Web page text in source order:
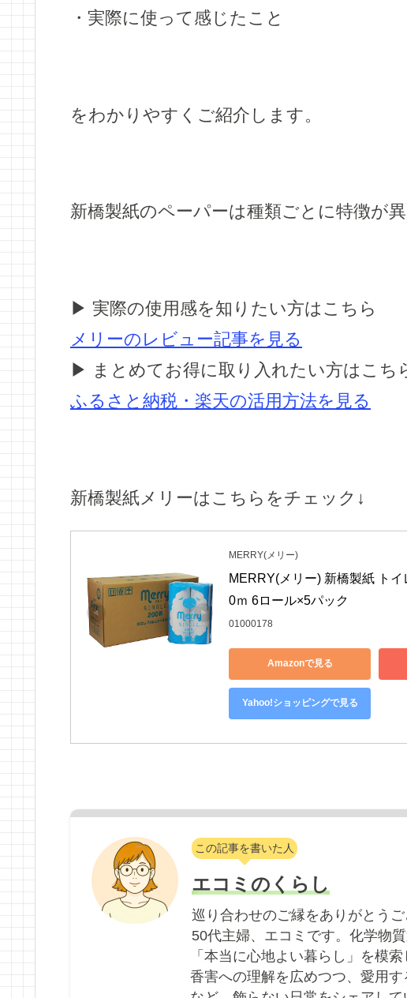
・実際に使って感じたこと
をわかりやすくご紹介します。
新橋製紙のペーパーは種類ごとに特徴が異
▶ 実際の使用感を知りたい方はこちら
メリーのレビュー記事を見る
▶ まとめてお得に取り入れたい方はこち
ふるさと納税・楽天の活用方法を見る
新橋製紙メリーはこちらをチェック↓
MERRY(メリー)
MERRY(メリー) 新橋製紙 ト
0ｍ 6ロール×5パック
01000178
Amazonで見る
Yahoo!ショッピングで見る
この記事を書いた人
エコミのくらし
巡り合わせのご縁をありがとうご
50代主婦、エコミです。化学物
「本当に心地よい暮らし」を模索
香害への理解を広めつつ、愛用